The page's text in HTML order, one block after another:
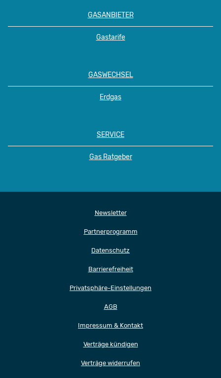
GASANBIETER
Gastarife
GASWECHSEL
Erdgas
SERVICE
Gas Ratgeber
Newsletter
Partnerprogramm
Datenschutz
Barrierefreiheit
Privatsphäre-Einstellungen
AGB
Impressum & Kontakt
Verträge kündigen
Verträge widerrufen